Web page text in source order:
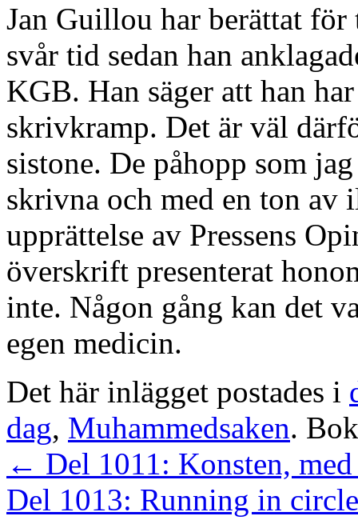
Jan Guillou har berättat
svår tid sedan han
KGB. Han säger att han
skrivkramp. Det är väl
sistone. De påhopp som
skrivna och med en ton av
upprättelse av Pressens
överskrift presenterat
inte. Någon gång kan det
egen medicin.
Det här inlägget postades i
dag, Muhammedsaken.
← Del 1011: Konsten,
Del 1013: Running in